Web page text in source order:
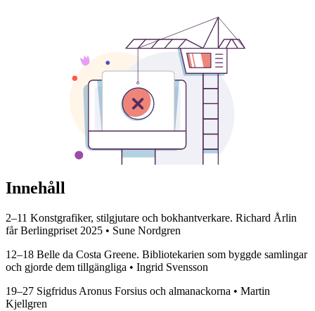
Innehåll
2–11 Konstgrafiker, stilgjutare och bokhantverkare. Richard Årlin
får Berlingpriset 2025 • Sune Nordgren
12–18 Belle da Costa Greene. Bibliotekarien som byggde samlingar
och gjorde dem tillgängliga • Ingrid Svensson
19–27 Sigfridus Aronus Forsius och almanackorna • Martin
Kjellgren